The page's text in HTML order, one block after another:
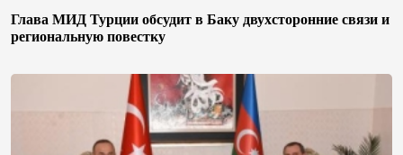
Глава МИД Турции обсудит в Баку двухсторонние связи и
региональную повестку